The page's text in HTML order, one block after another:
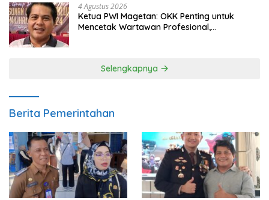
4 Agustus 2026
Ketua PWI Magetan: OKK Penting untuk
Mencetak Wartawan Profesional,
Selengkapnya
Berita Pemerintahan